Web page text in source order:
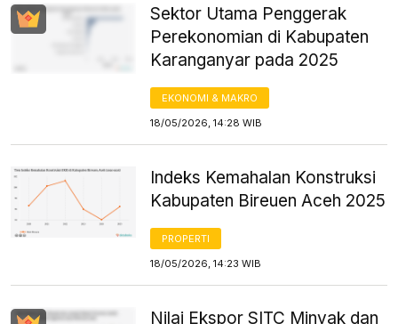
Sektor Utama Penggerak
Perekonomian di Kabupaten
Karanganyar pada 2025
EKONOMI & MAKRO
18/05/2026, 14:28 WIB
Indeks Kemahalan Konstruksi
Kabupaten Bireuen Aceh 2025
PROPERTI
18/05/2026, 14:23 WIB
Nilai Ekspor SITC Minyak dan